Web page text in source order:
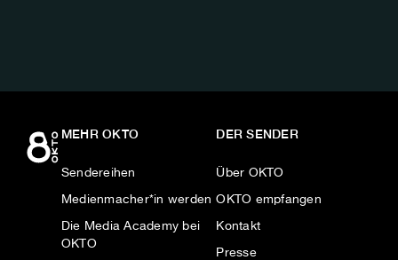
MEHR OKTO
Sendereihen
Medienmacher*in werden
Die Media Academy bei
OKTO
DER SENDER
Über OKTO
OKTO empfangen
Kontakt
Presse